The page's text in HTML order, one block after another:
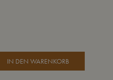
IN DEN WARENKORB